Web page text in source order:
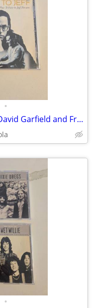
•
Tribute to Jeff Porcaro, David Garfield and Friends Play Tribute CD
•